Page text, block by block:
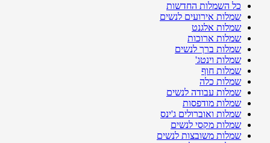
כל השמלות החדשות
שמלות אירועים לנשים
שמלות אלגנט
שמלות ארוכות
שמלות ברך לנשים
שמלות וינטג'
שמלות חוף
שמלות כלה
שמלות עבודה לנשים
שמלות מודפסות
שמלות ואוברולים ג'ינס
שמלות מקסי לנשים
שמלות משובצות לנשים